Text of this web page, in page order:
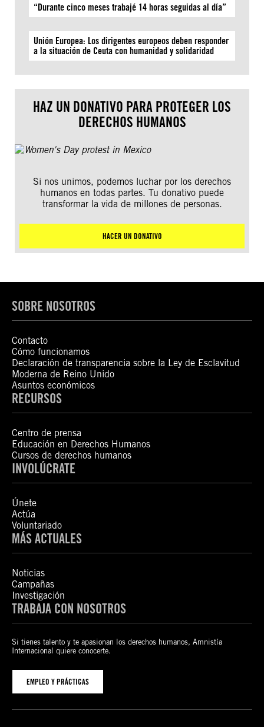
“Durante cinco meses trabajé 14 horas seguidas al día”
Unión Europea: Los dirigentes europeos deben responder
a la situación de Ceuta con humanidad y solidaridad
HAZ UN DONATIVO PARA PROTEGER LOS
DERECHOS HUMANOS
Si nos unimos, podemos luchar por los derechos
humanos en todas partes. Tu donativo puede
transformar la vida de millones de personas.
HACER UN DONATIVO
SOBRE NOSOTROS
Contacto
Cómo funcionamos
Declaración de transparencia sobre la Ley de Esclavitud
Moderna de Reino Unido
Asuntos económicos
RECURSOS
Centro de prensa
Educación en Derechos Humanos
Cursos de derechos humanos
INVOLÚCRATE
Únete
Actúa
Voluntariado
MÁS ACTUALES
Noticias
Campañas
Investigación
TRABAJA CON NOSOTROS
Si tienes talento y te apasionan los derechos humanos, Amnistía
Internacional quiere conocerte.
EMPLEO Y PRÁCTICAS